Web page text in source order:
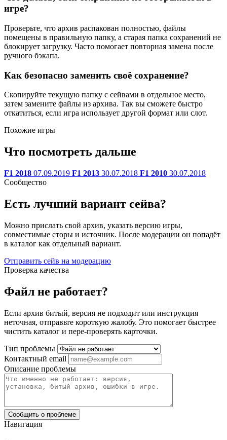
игре?
Проверьте, что архив распакован полностью, файлы
помещены в правильную папку, а старая папка сохранений не
блокирует загрузку. Часто помогает повторная замена после
ручного бэкапа.
Как безопасно заменить своё сохранение?
Скопируйте текущую папку с сейвами в отдельное место,
затем замените файлы из архива. Так вы сможете быстро
откатиться, если игра использует другой формат или слот.
Похожие игры
Что посмотреть дальше
F1 2018 07.09.2019 F1 2013 30.07.2018 F1 2010 30.07.2018
Сообщество
Есть лучший вариант сейва?
Можно прислать свой архив, указать версию игры,
совместимые сторы и источник. После модерации он попадёт
в каталог как отдельный вариант.
Отправить сейв на модерацию
Проверка качества
Файл не работает?
Если архив битый, версия не подходит или инструкция
неточная, отправьте короткую жалобу. Это помогает быстрее
чистить каталог и пере-проверять карточки.
Тип проблемы
Контактный email
Описание проблемы
Сообщить о проблеме
Навигация